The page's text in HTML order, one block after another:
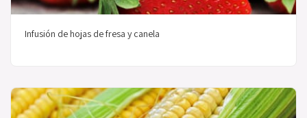
Infusión de hojas de fresa y canela